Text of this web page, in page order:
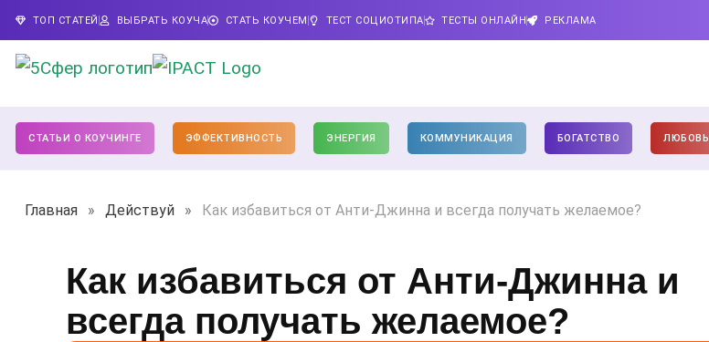
ТОП СТАТЕЙ ВЫБРАТЬ КОУЧА СТАТЬ КОУЧЕМ ТЕСТ СОЦИОТИПА ТЕСТЫ ОНЛАЙН РЕКЛАМА
СТАТЬИ О КОУЧИНГЕ ЭФФЕКТИВНОСТЬ ЭНЕРГИЯ КОММУНИКАЦИЯ БОГАТСТВО ЛЮБОВЬ
Главная » Действуй » Как избавиться от Анти-Джинна и всегда получать желаемое?
Как избавиться от Анти-Джинна и
всегда получать желаемое?